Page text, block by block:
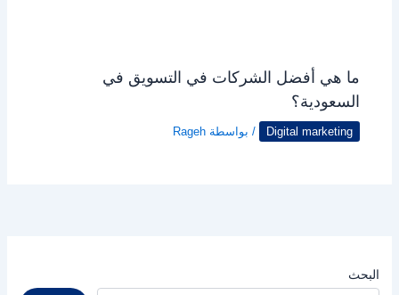
ما هي أفضل الشركات في التسويق في
السعودية؟
Digital marketing / بواسطة Rageh
البحث